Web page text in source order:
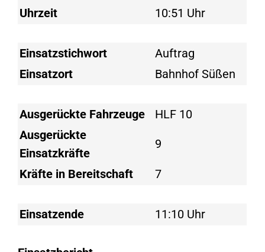
Uhrzeit
10:51 Uhr
Einsatzstichwort
Auftrag
Einsatzort
Bahnhof Süßen
Ausgerückte Fahrzeuge
HLF 10
Ausgerückte
Einsatzkräfte
9
Kräfte in Bereitschaft 7
Einsatzende 11:10 Uhr